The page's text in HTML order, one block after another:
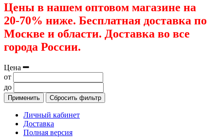
Цены в нашем оптовом магазине на
20-70% ниже. Бесплатная доставка по
Москве и области. Доставка во все
города России.
Цена
от
до
Применить Сбросить фильтр
Личный кабинет
Доставка
Полная версия